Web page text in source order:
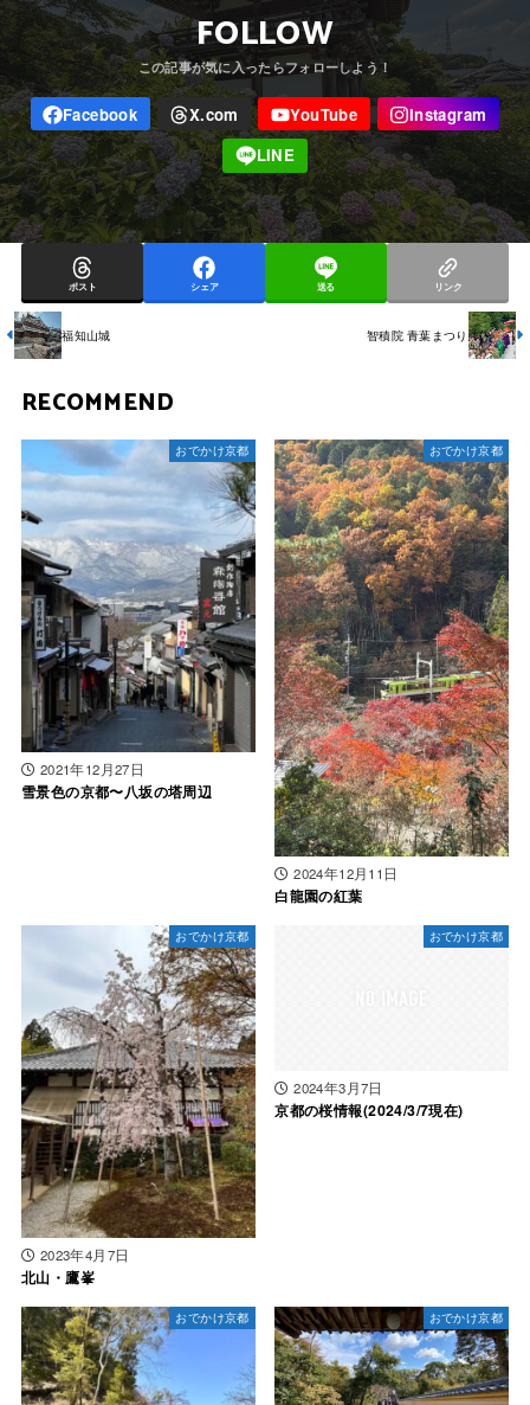
FOLLOW
ポスト シェア 送る リンク
福知山城 智積院 青葉まつり
RECOMMEND
おでかけ京都
2021年12月27日
雪景色の京都〜八坂の塔周辺
おでかけ京都
2024年12月11日
白龍園の紅葉
おでかけ京都
2023年4月7日
北山・鷹峯
おでかけ京都
2024年3月7日
京都の桜情報(2024/3/7現在)
おでかけ京都 おでかけ京都